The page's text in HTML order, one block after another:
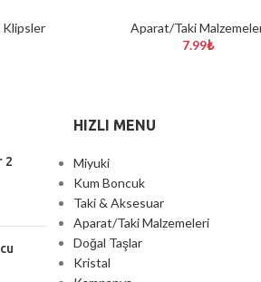
Klipsler
Aparat/Taki
7.99₺
2
HIZLI MENU
Miyuki
Kum Boncuk
Taki & Aksesuar
Aparat/Taki Malzemeleri
Doğal Taşlar
Kristal